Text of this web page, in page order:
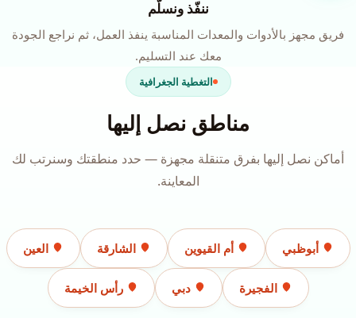
ننفّذ ونسلّم
فريق مجهز بالأدوات والمعدات المناسبة ينفذ العمل، ثم نراجع الجودة
معك عند التسليم.
التغطية الجغرافية
مناطق نصل إليها
أماكن نصل إليها بفرق متنقلة مجهزة — حدد منطقتك وسنرتب لك
المعاينة.
أبوظبي أم القيوين الشارقة العين
الفجيرة دبي رأس الخيمة